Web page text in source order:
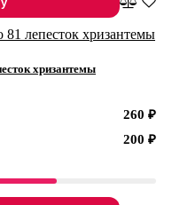
хризантемы
260 ₽
200 ₽